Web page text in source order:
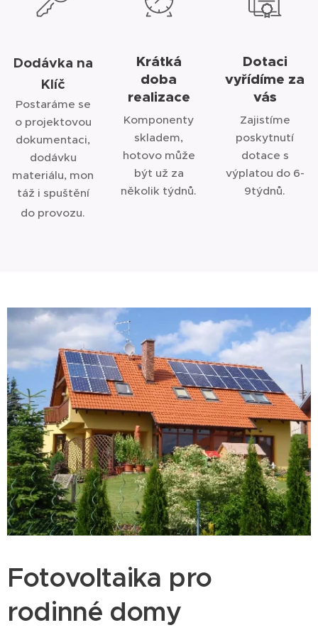
Dodávka na
Klíč
Postaráme se
o projektovou
dokumentaci,
dodávku
materiálu, mon
táž i spuštění
do provozu.
Krátká
doba
realizace
Komponenty
skladem,
hotovo může
být už za
několik týdnů.
Dotaci
vyřídíme za
vás
Zajistíme
poskytnutí
dotace s
výplatou do 6-
9týdnů.
Fotovoltaika pro
rodinné domy